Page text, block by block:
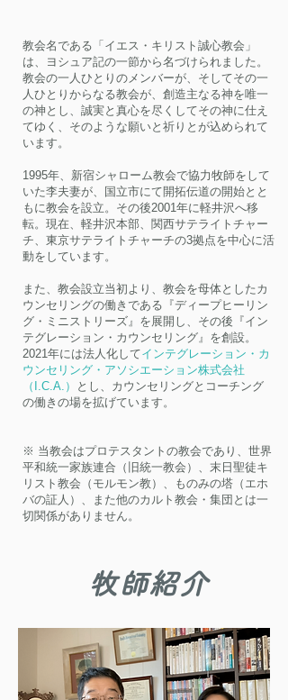
教会名である「イエス・キリスト誠心教会」
は、ヨシュア記の一節から名づけられました。
教会の一人ひとりのメンバーが、そしてその一
人ひとりからなる教会が、創造主なる神を唯一
の神とし、誠実と真心を尽くしてその神に仕え
てゆく、そのような願いと祈りとが込められて
います。
1995年、新宿シャローム教会で協力牧師をして
いた李夫妻が、国立市にて開拓伝道の開始とと
もに教会を設立。その後2001年に軽井沢へ移
転。現在、軽井沢本部、関西サテライトチャー
チ、東京サテライトチャーチの3拠点を中心に活
動をしています。
また、教会設立当初より、教会を母体としたカ
ウンセリングの働きである『ディープヒーリン
グ・ミニストリーズ』を展開し、その後『イン
テグレーション・カウンセリング』を創設。
2021年には法人化してインテグレーション・カ
ウンセリング・アソシエーション株式会社
（I.C.A.）
とし、カウンセリングとコーチング
の働きの場を拡げています。
※ 当教会はプロテスタントの教会であり、世界
平和統一家族連合（旧統一教会）、末日聖徒キ
リスト教会（モルモン教）、ものみの塔（エホ
バの証人）、また他のカルト教会・集団とは一
切関係がありません。
牧師紹介